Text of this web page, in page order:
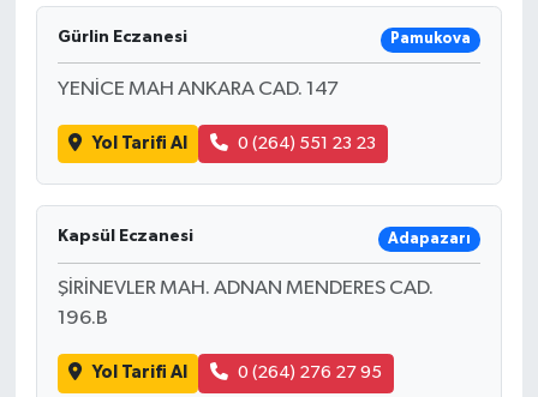
Gürlin Eczanesi Pamukova
YENİCE MAH ANKARA CAD. 147
Yol Tarifi Al 0 (264) 551 23 23
Kapsül Eczanesi Adapazarı
ŞİRİNEVLER MAH. ADNAN MENDERES CAD.
196.B
Yol Tarifi Al 0 (264) 276 27 95